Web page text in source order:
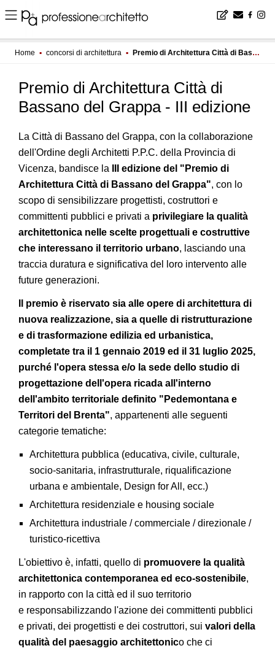
Home ▪ concorsi di architettura ▪ Premio di Architettura Città di Bassano del Grappa - III edizione
Premio di Architettura Città di
Bassano del Grappa - III edizione
La Città di Bassano del Grappa, con la collaborazione
dell'Ordine degli Architetti P.P.C. della Provincia di
Vicenza, bandisce la
III edizione del "Premio di
Architettura Città di Bassano del Grappa", con lo
scopo di sensibilizzare progettisti, costruttori e
committenti pubblici e privati a privilegiare la qualità
architettonica nelle scelte progettuali e costruttive
che interessano il territorio urbano, lasciando una
traccia duratura e significativa del loro intervento alle
future generazioni.
Il premio è riservato sia alle opere di architettura di
nuova realizzazione, sia a quelle di ristrutturazione
e di trasformazione edilizia ed urbanistica,
completate tra il 1 gennaio 2019 ed il 31 luglio 2025,
purché l'opera stessa e/o la sede dello studio di
progettazione dell'opera ricada all'interno
dell'ambito territoriale definito "Pedemontana e
Territori del Brenta", appartenenti alle seguenti
categorie tematiche:
Architettura pubblica (educativa, civile, culturale,
socio-sanitaria, infrastrutturale, riqualificazione
urbana e ambientale, Design for All, ecc.)
Architettura residenziale e housing sociale
Architettura industriale / commerciale / direzionale /
turistico-ricettiva
L'obiettivo è, infatti, quello di promuovere la qualità
architettonica contemporanea ed eco-sostenibile,
in rapporto con la città ed il suo territorio
e responsabilizzando l'azione dei committenti pubblici
e privati, dei progettisti e dei costruttori, sui valori della
qualità del paesaggio architettonico che ci